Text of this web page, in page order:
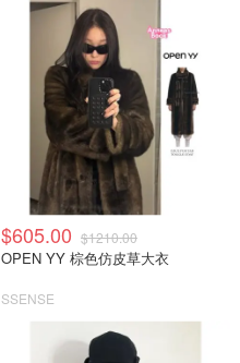
$605.00 $1210.00
OPEN YY 棕色仿皮草大衣
SSENSE